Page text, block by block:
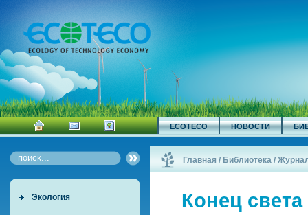
ECOTECO НОВОСТИ
Экология
Главная / Библиотека /
Конец